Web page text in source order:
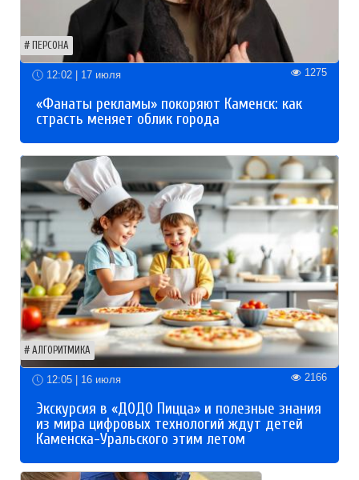
ПЕРСОНА
12:02 | 17 июля 1275
«Фанаты рекламы» покоряют Каменск: как
страсть меняет облик города
АЛГОРИТМИКА
12:05 | 16 июля 2166
Экскурсия в «ДОДО Пицца» и полезные знания
из мира цифровых технологий ждут детей
Каменска-Уральского этим летом